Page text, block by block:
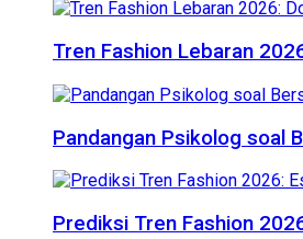
Tren Fashion Lebaran
Pandangan Psikolog soal
Prediksi Tren Fashion